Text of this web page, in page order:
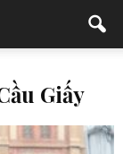
Giấy